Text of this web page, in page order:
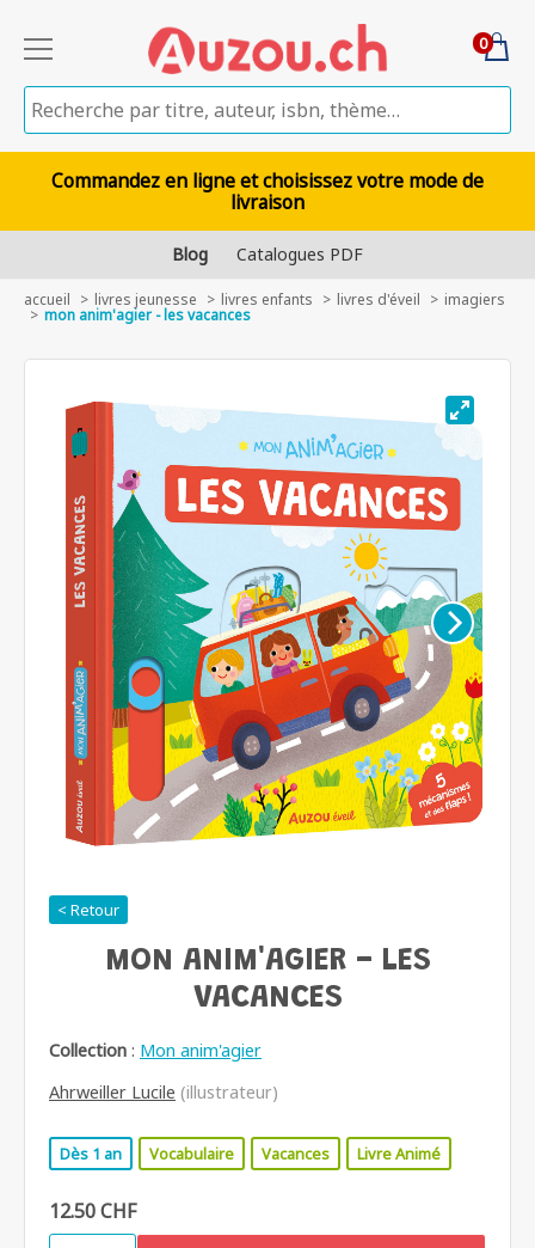
0
Commandez en ligne et choisissez votre mode de
livraison
Blog Catalogues PDF
accueil livres jeunesse livres enfants livres d'éveil imagiers
mon anim'agier - les vacances
< Retour
MON ANIM'AGIER - LES
VACANCES
Collection : Mon anim'agier
Ahrweiller Lucile (illustrateur)
Dès 1 an Vocabulaire Vacances Livre Animé
12.50 CHF